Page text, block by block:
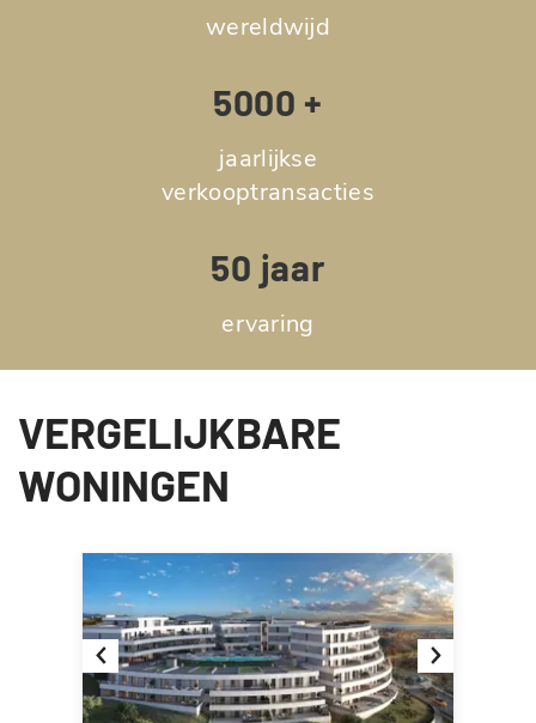
wereldwijd
5000 +
jaarlijkse
verkooptransacties
50 jaar
ervaring
VERGELIJKBARE
WONINGEN
Previous Next